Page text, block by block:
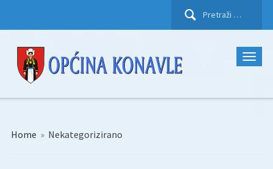
Pretraži:
Home » Nekategorizirano